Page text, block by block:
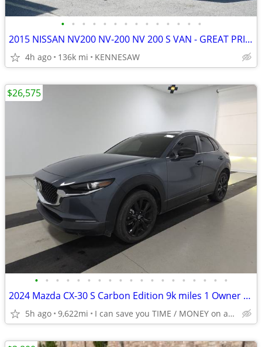
• • • • • • • • • • • • • •
2015 NISSAN NV200 NV-200 NV 200 S VAN - GREAT PRICE
4h ago 136k mi KENNESAW
• • • • • • • • • • • • • • • • • • •
2024 Mazda CX-30 S Carbon Edition 9k miles 1 Owner Clean History NICE
5h ago 9,622mi I can save you TIME / MONEY on any car & work in your budget
$26,575